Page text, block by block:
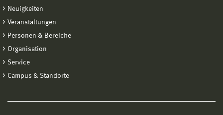
Neuigkeiten
Veranstaltungen
Personen & Bereiche
Organisation
Service
Campus & Standorte